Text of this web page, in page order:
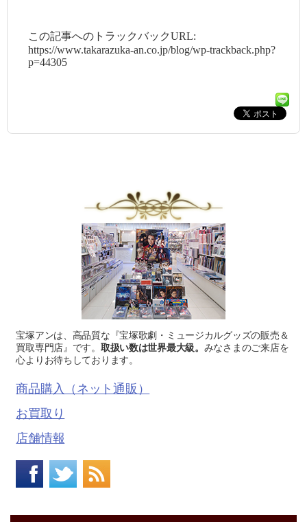
この記事へのトラックバックURL:
https://www.takarazuka-an.co.jp/blog/wp-trackback.php?
p=44305
宝塚アンは、高品質な『宝塚歌劇・ミュージカルグッズの販売＆
買取専門店』です。 取扱い数は世界最大級。 みなさまのご来店を
心よりお待ちしております。
商品購入（ネット通販）
お買取り
店舗情報